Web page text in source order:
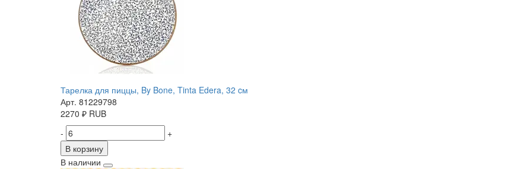
Тарелка для пиццы, By Bone, Tinta Edera, 32 cм
Арт. 81229798
2270 ₽ RUB
-
+
В корзину
В наличии